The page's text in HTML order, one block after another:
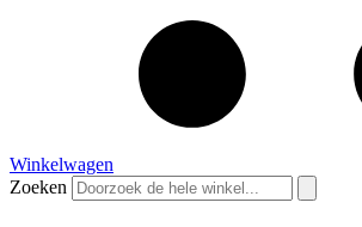
Winkelwagen
Zoeken